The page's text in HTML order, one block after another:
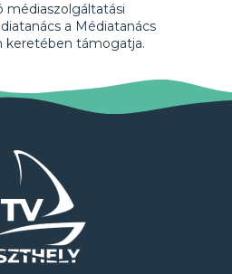
médiaszolgáltatási
a Médiatanács
keretében támogatja.